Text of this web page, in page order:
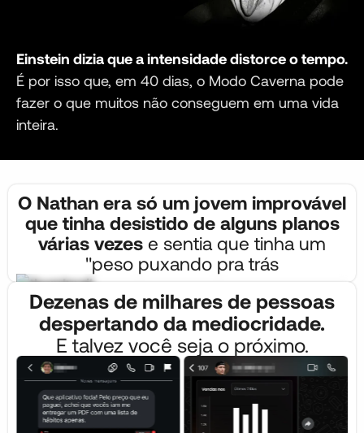
Einstein dizia que a intensidade distorce o tempo.
É por isso que, em 40 dias, o Modo Caverna pode
fazer o que muitos não conseguem em uma vida
inteira.
O Nathan era só um jovem improvável
que tinha desistido de alguns planos
várias vezes e sentia que tinha um
"peso puxando pra trás
Dezenas de milhares de pessoas
despertando da mediocridade.
E talvez você seja o próximo.